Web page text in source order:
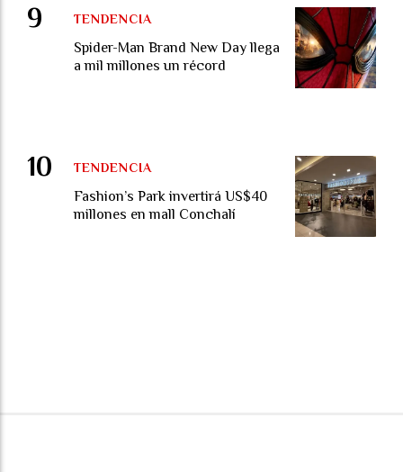
Spider-Man Brand New Day llega
a mil millones un récord
TENDENCIA
Fashion’s Park invertirá US$40
millones en mall Conchalí
TENDENCIA